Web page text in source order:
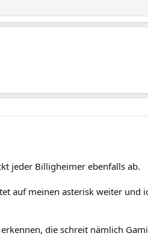
jeder Billigheimer ebenfalls ab.
auf meinen asterisk weiter und
die schreit nämlich